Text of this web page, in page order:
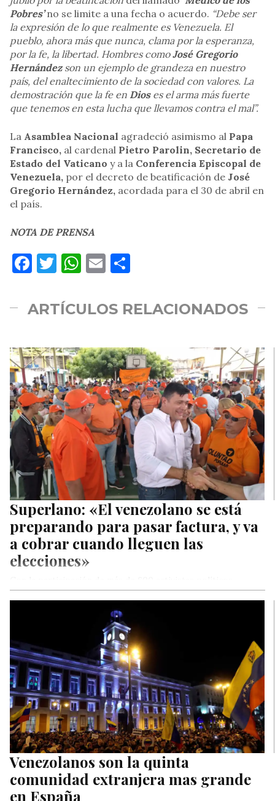
Pobres’no se limite a una fecha o acuerdo. “Debe ser
la expresión de lo que realmente es Venezuela. El
pueblo, ahora más que nunca, clama por la esperanza,
por la fe, la libertad. Hombres comoJosé Gregorio
Hernándezson un ejemplo de grandeza en nuestro
país, del enaltecimiento de la sociedad con valores. La
demostración que la fe en Dioses el arma más fuerte
que tenemos en esta lucha que llevamos contra el mal”.
La Asamblea Nacional agradeció asimismo al Papa
Francisco, al cardenal Pietro Parolin, Secretario de
Estado del Vaticano y a la Conferencia Episcopal de
Venezuela, por el decreto de beatificación de José
Gregorio Hernández, acordada para el 30 de abril en
el país.
NOTA DE PRENSA
Facebook
Twitter
WhatsApp
Email
ARTÍCULOS RELACIONADOS
Superlano: «El venezolano se está
preparando para pasar factura, y va
a cobrar cuando lleguen las
elecciones»
regionales, el diputado Superlano llevó a cabo un encuentro
Venezolanos son la quinta
comunidad extranjera mas grande
en España